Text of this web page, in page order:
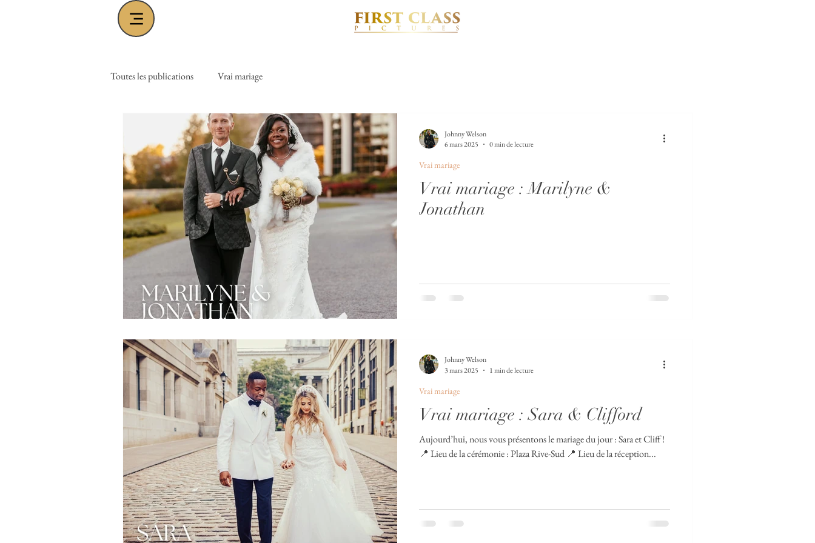
Toutes les publications Vrai mariage
Vrai mariage : Marilyne &
Jonathan
Vrai mariage
Johnny Welson
6 mars 2025
0 min de lecture
Vrai mariage : Sara & Clifford
Aujourd’hui, nous vous présentons le mariage du jour : Sara et Cliff !
📍 Lieu de la cérémonie : Plaza Rive-Sud 📍 Lieu de la réception...
Vrai mariage
Johnny Welson
3 mars 2025
1 min de lecture